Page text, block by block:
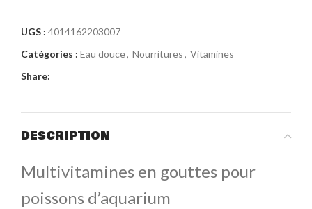
UGS : 4014162203007
Catégories : Eau douce, Nourritures, Vitamines
Share:
DESCRIPTION
Multivitamines en gouttes pour
poissons d’aquarium